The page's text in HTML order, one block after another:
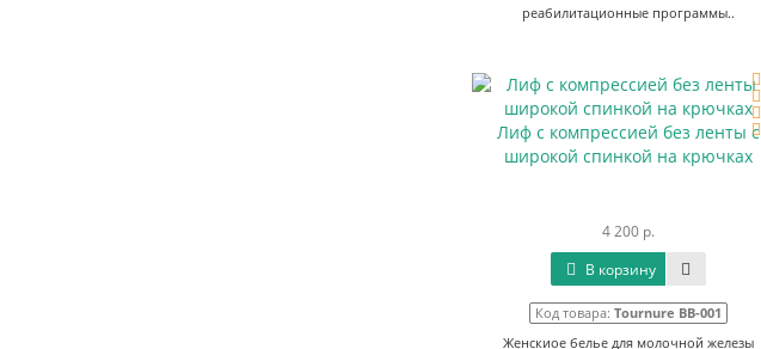
реабилитационные программы..
Лиф с компрессией без ленты с
широкой спинкой на крючках
4 200 р.
В корзину
Код товара: Tournure BB-001
Женскиое белье для молочной железы